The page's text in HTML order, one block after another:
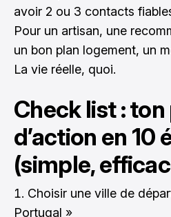
avoir 2 ou 3 contacts
Pour un artisan, une
un bon plan logement, un
La vie réelle, quoi.
Check list : ton
d’action en 10
(simple,
Choisir une ville de
Portugal »